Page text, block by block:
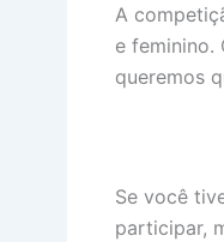
A
e feminino.
queremos
Se você
participar,